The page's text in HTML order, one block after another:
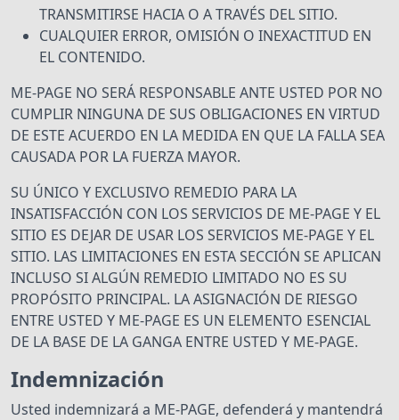
TRANSMITIRSE HACIA O A TRAVÉS DEL SITIO.
CUALQUIER ERROR, OMISIÓN O INEXACTITUD EN
EL CONTENIDO.
ME-PAGE NO SERÁ RESPONSABLE ANTE USTED POR NO
CUMPLIR NINGUNA DE SUS OBLIGACIONES EN VIRTUD
DE ESTE ACUERDO EN LA MEDIDA EN QUE LA FALLA SEA
CAUSADA POR LA FUERZA MAYOR.
SU ÚNICO Y EXCLUSIVO REMEDIO PARA LA
INSATISFACCIÓN CON LOS SERVICIOS DE ME-PAGE Y EL
SITIO ES DEJAR DE USAR LOS SERVICIOS ME-PAGE Y EL
SITIO. LAS LIMITACIONES EN ESTA SECCIÓN SE APLICAN
INCLUSO SI ALGÚN REMEDIO LIMITADO NO ES SU
PROPÓSITO PRINCIPAL. LA ASIGNACIÓN DE RIESGO
ENTRE USTED Y ME-PAGE ES UN ELEMENTO ESENCIAL
DE LA BASE DE LA GANGA ENTRE USTED Y ME-PAGE.
Indemnización
Usted indemnizará a ME-PAGE, defenderá y mantendrá